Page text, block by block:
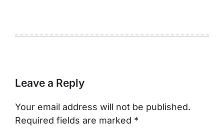
Leave a Reply
Your email address will not be published.
Required fields are marked *